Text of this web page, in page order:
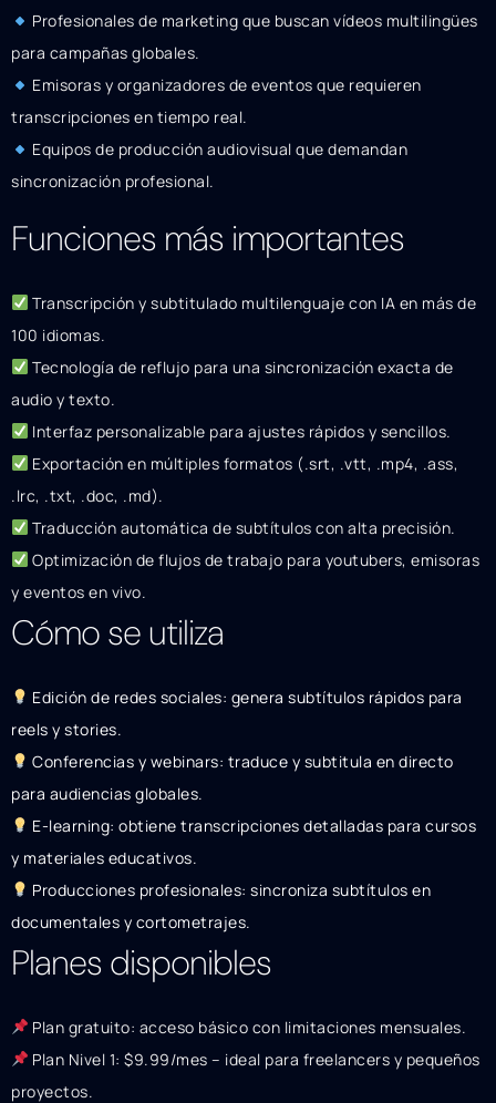
Profesionales de marketing que buscan vídeos multilingües
para campañas globales.
Emisoras y organizadores de eventos que requieren
transcripciones en tiempo real.
Equipos de producción audiovisual que demandan
sincronización profesional.
Funciones más importantes
Transcripción y subtitulado multilenguaje con IA en más de
100 idiomas.
Tecnología de reflujo para una sincronización exacta de
audio y texto.
Interfaz personalizable para ajustes rápidos y sencillos.
Exportación en múltiples formatos (.srt, .vtt, .mp4, .ass,
.lrc, .txt, .doc, .md).
Traducción automática de subtítulos con alta precisión.
Optimización de flujos de trabajo para youtubers, emisoras
y eventos en vivo.
Cómo se utiliza
Edición de redes sociales: genera subtítulos rápidos para
reels y stories.
Conferencias y webinars: traduce y subtitula en directo
para audiencias globales.
E-learning: obtiene transcripciones detalladas para cursos
y materiales educativos.
Producciones profesionales: sincroniza subtítulos en
documentales y cortometrajes.
Planes disponibles
Plan gratuito: acceso básico con limitaciones mensuales.
Plan Nivel 1: $9.99/mes – ideal para freelancers y pequeños
proyectos.